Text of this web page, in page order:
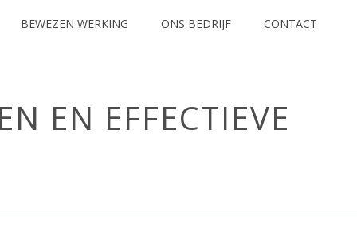
BEWEZEN WERKING ONS BEDRIJF CONTACT
EN EFFECTIEVE